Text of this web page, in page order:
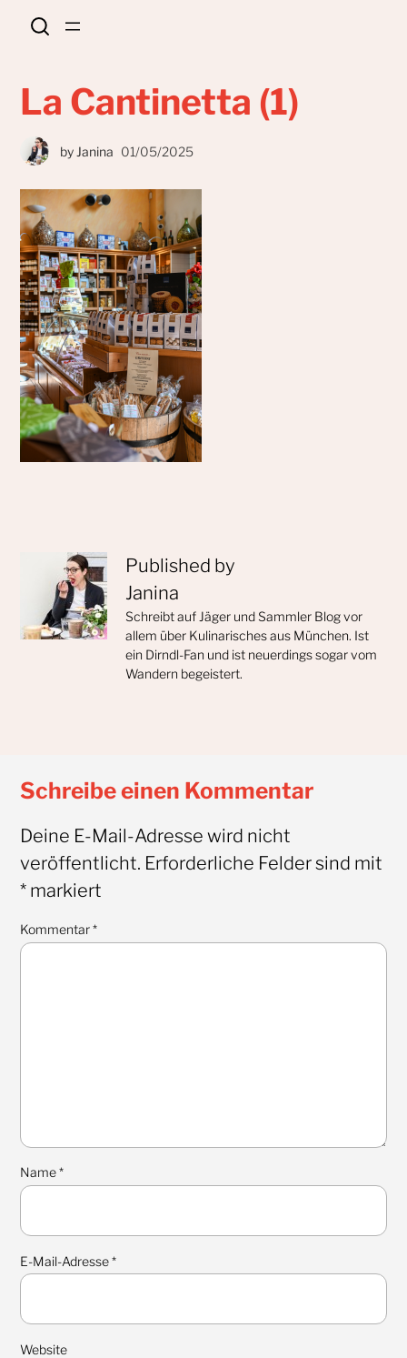
La Cantinetta (1)
by Janina 01/05/2025
Published by
Janina
Schreibt auf Jäger und Sammler Blog vor
allem über Kulinarisches aus München. Ist
ein Dirndl-Fan und ist neuerdings sogar vom
Wandern begeistert.
Schreibe einen Kommentar
Deine E-Mail-Adresse wird nicht
veröffentlicht. Erforderliche Felder sind mit
*markiert
Kommentar*
Name*
E-Mail-Adresse*
Website